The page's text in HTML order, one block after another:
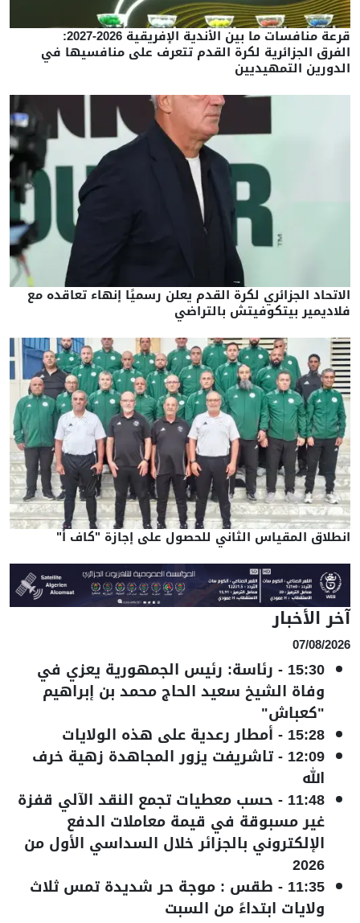
قرعة منافسات ما بين الأندية الإفريقية 2026-2027:
الفرق الجزائرية لكرة القدم تتعرف على منافسيها في
الدورين التمهيديين
الاتحاد الجزائري لكرة القدم يعلن رسميًا إنهاء تعاقده مع
فلاديمير بيتكوفيتش بالتراضي
انطلاق المقياس الثاني للحصول على إجازة "كاف أ"
آخر الأخبار
07/08/2026
15:30
- رئاسة: رئيس الجمهورية يعزي في
وفاة الشيخ سعيد الحاج محمد بن إبراهيم
"كعباش"
15:28
- أمطار رعدية على هذه الولايات
12:09
-تاشريفت يزور المجاهدة زهية خرف
الله
11:48
- حسب معطيات تجمع النقد الآلي قفزة
غير مسبوقة في قيمة معاملات الدفع
الإلكتروني بالجزائر خلال السداسي الأول من
2026
11:35
- طقس : موجة حر شديدة تمس ثلاث
ولايات ابتداءً من السبت